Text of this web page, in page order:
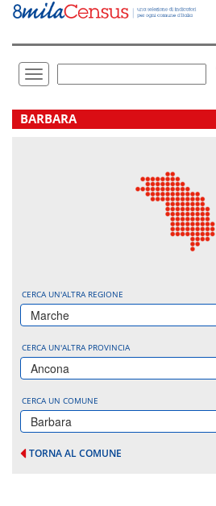
Vai
direttamente
Toggle
navigation
.
BARBARA
CERCA UN'ALTRA REGIONE
Marche
CERCA UN'ALTRA PROVINCIA
Ancona
CERCA UN COMUNE
Barbara
TORNA AL COMUNE